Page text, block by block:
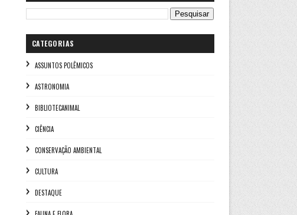
CATEGORIAS
ASSUNTOS POLÊMICOS
ASTRONOMIA
BIBLIOTECANIMAL
CIÊNCIA
CONSERVAÇÃO AMBIENTAL
CULTURA
DESTAQUE